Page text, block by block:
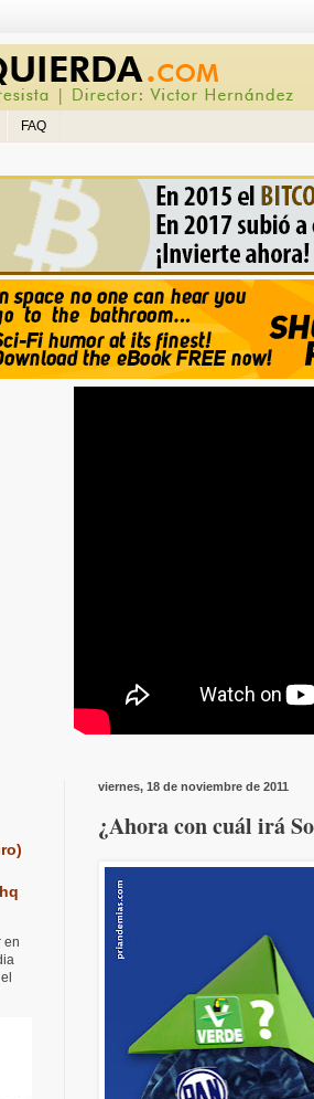
FAQ
viernes, 18 de noviembre de 2011
¿Ahora con cuál irá
en